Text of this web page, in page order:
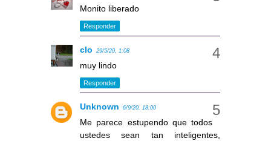
Monito liberado
Responder
clo 29/5/20, 1:08
muy lindo
Responder
Unknown 6/9/20, 18:00
Me parece estupendo que todos
ustedes sean tan inteligentes,